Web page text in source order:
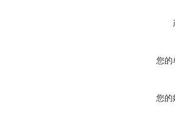
您的
您的